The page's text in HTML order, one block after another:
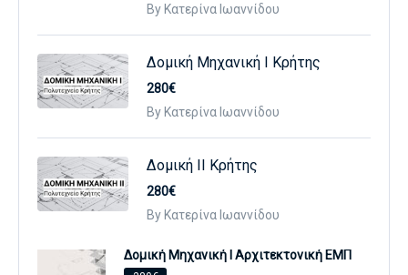
By Κατερίνα Ιωαννίδου
Δομική Μηχανική Ι Κρήτης
280€
By Κατερίνα Ιωαννίδου
Δομική ΙΙ Κρήτης
280€
By Κατερίνα Ιωαννίδου
Δομική Μηχανική Ι Αρχιτεκτονική ΕΜΠ